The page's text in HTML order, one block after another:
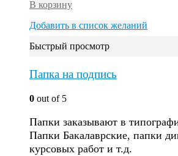
В корзину
Добавить в список желаний
Быстрый просмотр
Папка на подпись
0 out of 5
Папки заказывают в
Папки Бакалаврские, папки
курсовых работ и т.д.